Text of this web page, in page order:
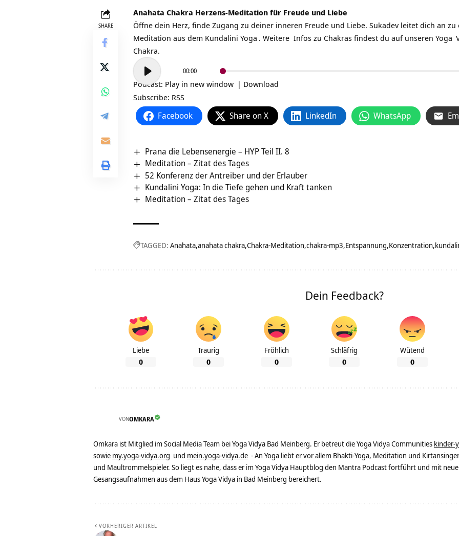
SHARE
Anahata Chakra Herzens-Meditation für Freude und Liebe
Öffne dein Herz, finde Zugang zu deiner inneren Freude und Liebe. Sukadev leitet dich an zu
Meditation aus dem Kundalini Yoga . Weitere Infos zu Chakras findest du auf unseren Yoga
Chakra.
Audio-
Player
00:00
Podcast: Play in new window | Download
Subscribe: RSS
Facebook Share on X LinkedIn WhatsApp
Prana die Lebensenergie – HYP Teil II. 8
Meditation – Zitat des Tages
52 Konferenz der Antreiber und der Erlauber
Kundalini Yoga: In die Tiefe gehen und Kraft tanken
Meditation – Zitat des Tages
TAGGED: Anahata anahata chakra Chakra-Meditation chakra-mp3 Entspannung Konzentration
Dein Feedback?
Liebe
0
Traurig
0
Fröhlich
0
Schläfrig
0
Wütend
0
VONOMKARA
Omkara ist Mitglied im Social Media Team bei Yoga Vidya Bad Meinberg. Er betreut die Yoga Vidya Communities kinder-
sowie my.yoga-vidya.org und mein.yoga-vidya.de - An Yoga liebt er vor allem Bhakti-Yoga, Meditation und
und Maultrommelspieler. So liegt es nahe, dass er im Yoga Vidya Hauptblog den Mantra Podcast fortführt und mit
Gesangsaufnahmen aus dem Haus Yoga Vidya in Bad Meinberg bereichert.
VORHERIGER ARTIKEL